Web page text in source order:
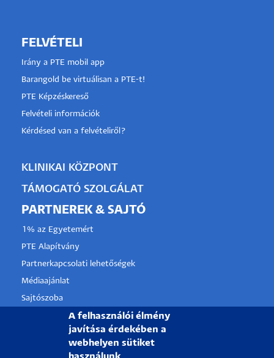
FELVÉTELI
Irány a PTE mobil app
Barangold be virtuálisan a PTE-t!
PTE Képzéskereső
Felvételi információk
Kérdésed van a felvételiről?
KLINIKAI KÖZPONT
TÁMOGATÓ SZOLGÁLAT
PARTNEREK & SAJTÓ
1% az Egyetemért
PTE Alapítvány
Partnerkapcsolati lehetőségek
Médiaajánlat
Sajtószoba
Pályázati projektekA felhasználói élmény
javítása érdekében a
webhelyen sütiket